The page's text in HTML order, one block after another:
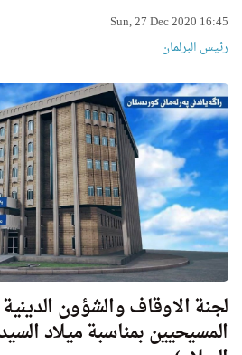
Sun, 27 Dec 2020 16:45
رئیس البرلمان
لجنة الاوقاف والشؤون الدينية
المسيحيين بمناسبة ميلاد